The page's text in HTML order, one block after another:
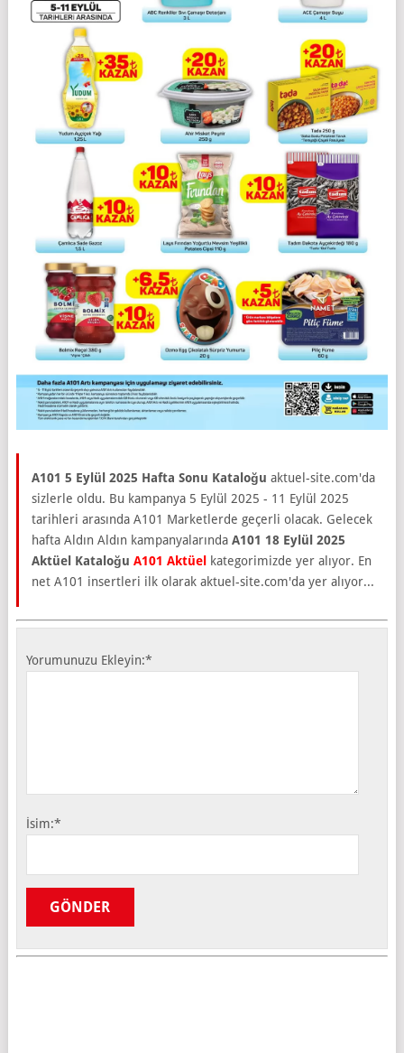
A101 5 Eylül 2025 Hafta Sonu Kataloğu aktuel-site.com'da
sizlerle oldu. Bu kampanya 5 Eylül 2025 - 11 Eylül 2025
tarihleri arasında A101 Marketlerde geçerli olacak. Gelecek
hafta Aldın Aldın kampanyalarında A101 18 Eylül 2025
Aktüel Kataloğu A101 Aktüel
kategorimizde yer alıyor. En
net A101 insertleri ilk olarak aktuel-site.com'da yer alıyor...
Yorumunuzu Ekleyin:*
İsim:*